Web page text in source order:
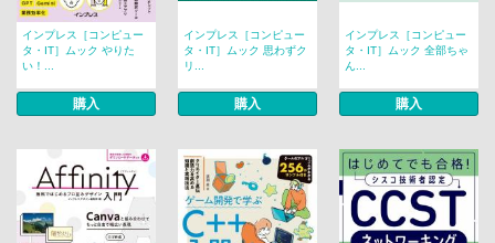
インプレス［コンピュー
タ・IT］ムック やりた
い！...
購入
インプレス［コンピュー
タ・IT］ムック 思わずク
リ...
購入
インプレス［コンピュー
タ・IT］ムック 全部ちゃ
ん...
購入